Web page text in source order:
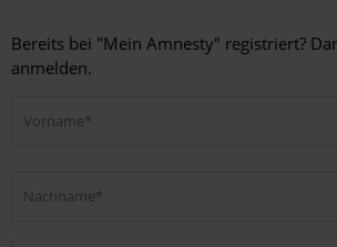
Bereits bei "Mein Amnesty" registriert?
anmelden.